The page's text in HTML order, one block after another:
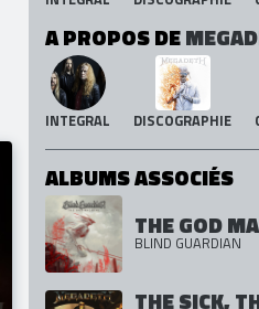
INTEGRAL DISCOGRAPHIE
A PROPOS DE
INTEGRAL DISCOGRAPHIE
ALBUMS ASSOCIÉS
BLIND GUARDIAN